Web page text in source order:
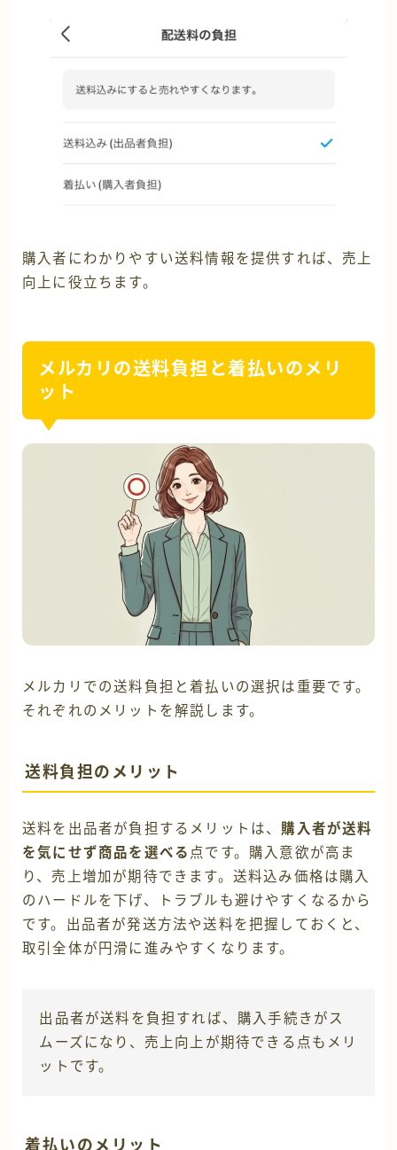
購入者にわかりやすい送料情報を提供すれば、売上
向上に役立ちます。
メルカリの送料負担と着払いのメリ
ット
メルカリでの送料負担と着払いの選択は重要です。
それぞれのメリットを解説します。
送料負担のメリット
送料を出品者が負担するメリットは、 購入者が送料
を気にせず商品を選べる 点です。購入意欲が高ま
り、売上増加が期待できます。送料込み価格は購入
のハードルを下げ、トラブルも避けやすくなるから
です。出品者が発送方法や送料を把握しておくと、
取引全体が円滑に進みやすくなります。
出品者が送料を負担すれば、購入手続きがス
ムーズになり、売上向上が期待できる点もメリ
ットです。
着払いのメリット